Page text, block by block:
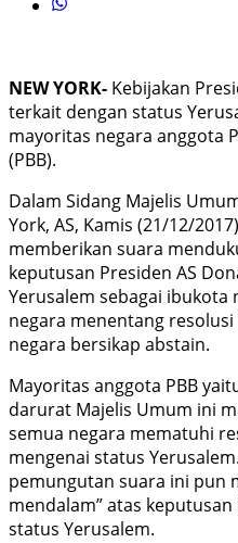
NEW YORK- Kebijakan
terkait dengan status
mayoritas negara anggota
(PBB).
Dalam Sidang Majelis
York, AS, Kamis (21/12/
memberikan suara
keputusan Presiden AS
Yerusalem sebagai ibukota
negara menentang
negara bersikap abstain.
Mayoritas anggota PBB
darurat Majelis Umum ini
semua negara mematuhi
mengenai status
pemungutan suara ini pun
mendalam” atas
status Yerusalem.